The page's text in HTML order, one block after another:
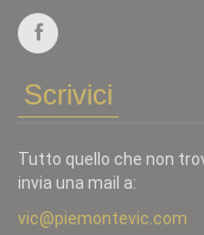
Scrivici
Tutto quello che non
invia una mail a:
vic@piemontevic.com